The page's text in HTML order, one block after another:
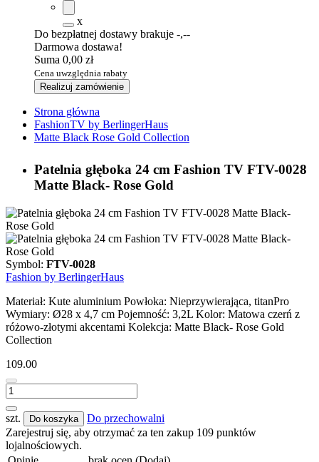
x
Do bezpłatnej dostawy brakuje -,--
Darmowa dostawa!
Suma 0,00 zł
Cena uwzględnia rabaty
Realizuj zamówienie
Strona główna
FashionTV by BerlingerHaus
Matte Black Rose Gold Collection
Patelnia głęboka 24 cm Fashion TV FTV-0028
Matte Black- Rose Gold
Symbol: FTV-0028
Fashion by BerlingerHaus
Materiał: Kute aluminium Powłoka: Nieprzywierająca, titanPro
Wymiary: Ø28 x 4,7 cm Pojemność: 3,2L Kolor: Matowa czerń z
różowo-złotymi akcentami Kolekcja: Matte Black- Rose Gold
Collection
109.00
szt. Do koszyka
Do przechowalni
Zarejestruj się, aby otrzymać za ten zakup 109 punktów
lojalnościowych.